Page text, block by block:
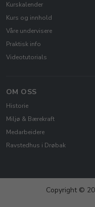
Kurskalender
Kurs og innhold
Våre undervisere
Praktisk info
Videotutorials
OM OSS
Historie
Miljø & Bærekraft
Medarbeidere
Ravstedhus i Drøbak
Copyright ©